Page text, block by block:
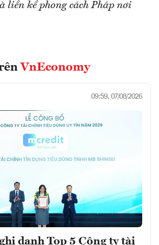
liền kề phong cách Pháp nơi
VnEconomy
09:59, 07/08/2026
danh Top 5 Công ty tài